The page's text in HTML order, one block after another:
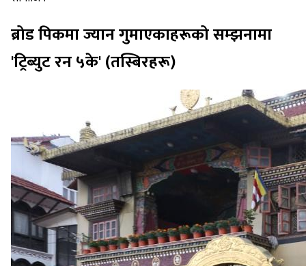
ब्रोड पिकमा ज्यान गुमाएकाहरूको सम्झनामा
'ट्रिब्युट रन ५के' (तस्बिरहरू)